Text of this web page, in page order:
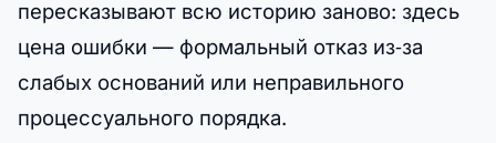
пересказывают всю историю заново: здесь
цена ошибки — формальный отказ из‑за
слабых оснований или неправильного
процессуального порядка.